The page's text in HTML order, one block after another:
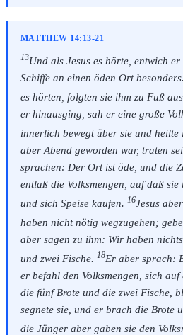
MATTHEW 14:13-21
13Und als Jesus es hörte, entwich
Schiffe an einen öden Ort
es hörten, folgten sie ihm zu Fuß
er hinausging, sah er eine große
innerlich bewegt über sie und heilte
aber Abend geworden war, traten
sprachen: Der Ort ist öde, und die
entlaß die Volksmengen, auf daß
und sich Speise kaufen. 16Jesus
haben nicht nötig wegzugehen;
aber sagen zu ihm: Wir haben
und zwei Fische. 18Er aber sprach:
er befahl den Volksmengen, sich
die fünf Brote und die zwei Fische,
segnete sie, und er brach die Brote
die Jünger aber gaben sie den